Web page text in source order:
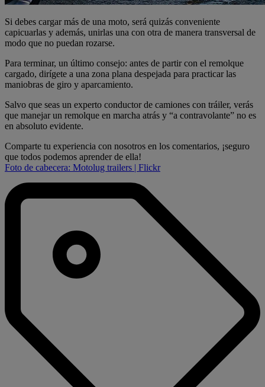
Si debes cargar más de una moto, será quizás conveniente
capicuarlas y además, unirlas una con otra de manera transversal de
modo que no puedan rozarse.
Para terminar, un último consejo: antes de partir con el remolque
cargado, dirígete a una zona plana despejada para practicar las
maniobras de giro y aparcamiento.
Salvo que seas un experto conductor de camiones con tráiler, verás
que manejar un remolque en marcha atrás y “a contravolante” no es
en absoluto evidente.
Comparte tu experiencia con nosotros en los comentarios, ¡seguro
que todos podemos aprender de ella!
Foto de cabecera: Motolug trailers | Flickr